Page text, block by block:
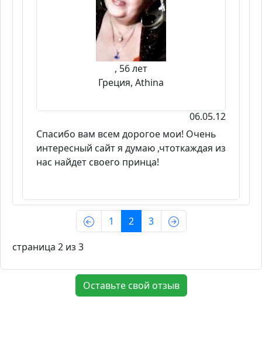
, 56 лет
Греция, Athina
06.05.12
Спасибо вам всем дорогое мои! Очень
интересный сайт я думаю ,чтоткаждая из
нас найдет своего принца!
1 2(current)
3
страница 2 из 3
Оставьте свой отзыв